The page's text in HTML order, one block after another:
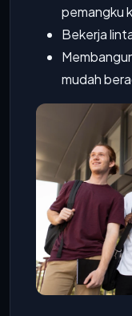
pemangku
Bekerja
mudah